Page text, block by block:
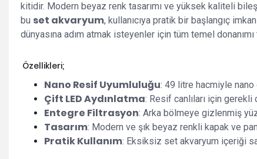
kitidir. Modern beyaz renk tasarımı ve yüksek kaliteli
bu set akvaryum, kullanıcıya pratik bir başlangıç
dünyasına adım atmak isteyenler için tüm temel
Özellikleri;
Nano Resif Uyumluluğu: 49 litre hacmiyle
Çift LED Aydınlatma: Resif canlıları için gerekli
Entegre Filtrasyon: Arka bölmeye gizlenmiş
Tasarım: Modern ve şık beyaz renkli kapak ve
Pratik Kullanım: Eksiksiz set akvaryum içeriği